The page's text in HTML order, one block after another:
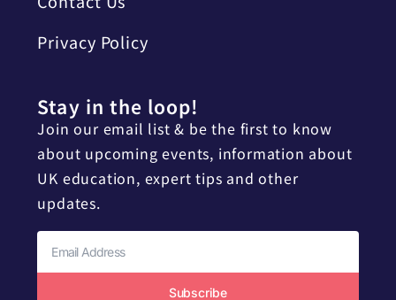
Privacy Policy
Stay in the loop!
Join our email list & be the first to know
about upcoming events, information about
UK education, expert tips and other
updates.
Subscribe